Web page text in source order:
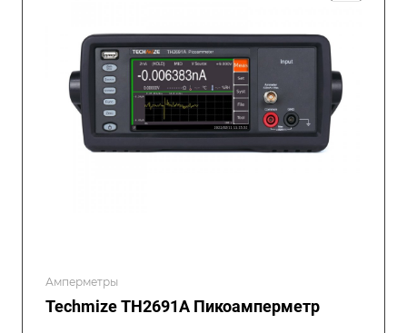
Амперметры
Techmize TH2691A Пикоамперметр